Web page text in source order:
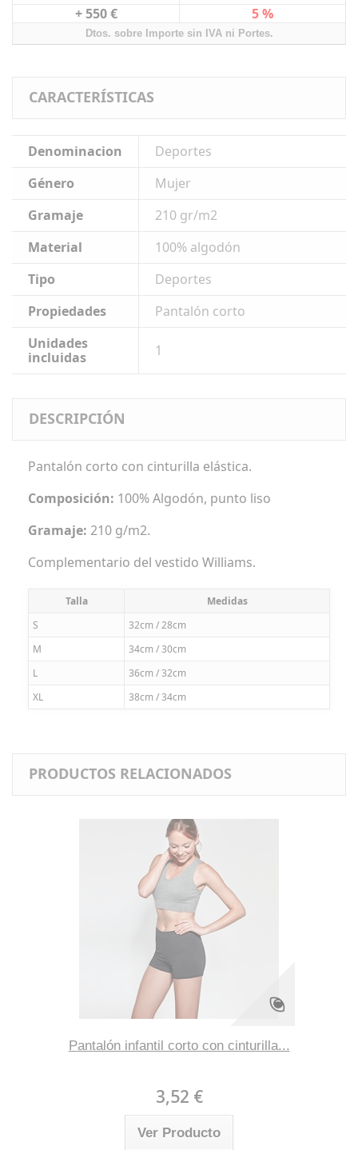
+ 550 €
5 %
Dtos. sobre Importe sin IVA ni Portes.
CARACTERÍSTICAS
Denominacion
Deportes
Género
Mujer
Gramaje
210 gr/m2
Material
100% algodón
Tipo
Deportes
Propiedades
Pantalón corto
Unidades
incluidas
1
DESCRIPCIÓN
Pantalón corto con cinturilla elástica.
Composición: 100% Algodón, punto liso
Gramaje: 210 g/m2.
Complementario del vestido Williams.
Talla
Medidas
S
32cm / 28cm
M
34cm / 30cm
L
36cm / 32cm
XL
38cm / 34cm
PRODUCTOS RELACIONADOS
Pantalón infantil corto con cinturilla...
3,52 €
Ver Producto